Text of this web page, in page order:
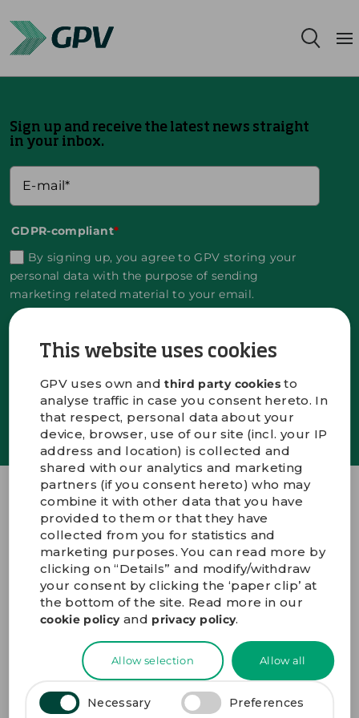
This website uses cookies
GPV uses own andthird party cookiesto
analyse traffic in case you consent hereto. In
that respect, personal data about your
device, browser, use of our site (incl. your IP
address and location) is collected and
shared with our analytics and marketing
partners (if you consent hereto) who may
combine it with other data that you have
provided to them or that they have
collected from you for statistics and
marketing purposes. You can read more by
clicking on “Details” and modify/withdraw
your consent by clicking the ‘paper clip’ at
the bottom of the site. Read more in our
cookie policyand privacy policy.
Allow selection Allow all
Necessary Preferences
Segmente
Standorte
Nachhaltigkeit
Karriere
Über uns
ENGLISH
KONTAKT
PORTALE
MEDIEN
Sign up and receive the latest news straight
in your inbox.
GDPR-compliant*
By signing up, you agree to GPV storing your
personal data with the purpose of sending
marketing related material to your email.
unsubscribe link in the material sent from GPV.
SIGN UP
GPV Group A/S
Innovations Allé 7
DK-7100 Vejle Denmark
+45 72 19 19 19
gpv@gpv-group.com
ANFAHRTSBESCHREIBUNG